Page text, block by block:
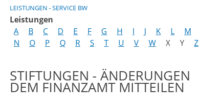
LEISTUNGEN - SERVICE BW
Leistungen
A
B C D E F G H I J K L
M
N
O P Q R S T U V W X Y Z
STIFTUNGEN - ÄNDERUNGEN
DEM FINANZAMT MITTEILEN